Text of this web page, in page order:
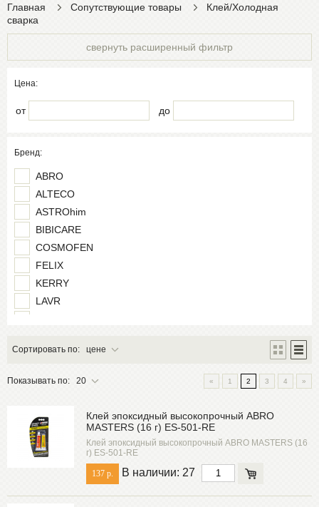
Главная Сопутствующие товары
Клей/Холодная
сварка
свернуть расширенный фильтр
Цена:
от до
Бренд:
ABRO
ALTECO
ASTROhim
BIBICARE
COSMOFEN
FELIX
KERRY
LAVR
TRANSMASTER
МАСТИКС
Сортировать по: цене
Показывать по: 20 « 1 2 3 4 »
Клей эпоксидный высокопрочный ABRO
MASTERS (16 г) ES-501-RE
Клей эпоксидный высокопрочный ABRO MASTERS (16
г) ES-501-RE
137 р. В наличии: 27